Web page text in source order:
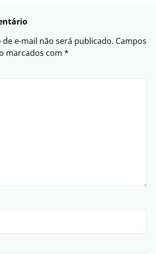
de e-mail não será publicado. Campos
marcados com *